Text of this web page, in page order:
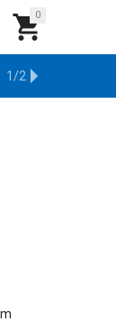
0

CŨ
1/2